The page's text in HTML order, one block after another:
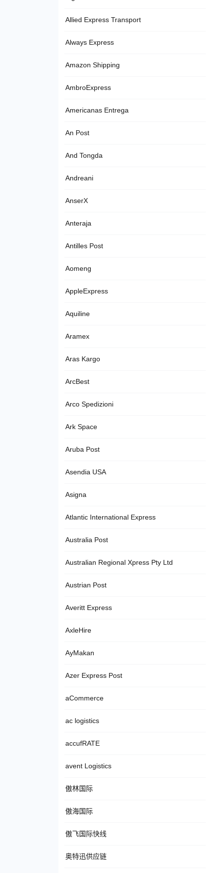
Allied Express Transport
Always Express
Amazon Shipping
AmbroExpress
Americanas Entrega
An Post
And Tongda
Andreani
AnserX
Anteraja
Antilles Post
Aomeng
AppleExpress
Aquiline
Aramex
Aras Kargo
ArcBest
Arco Spedizioni
Ark Space
Aruba Post
Asendia USA
Asigna
Atlantic International Express
Australia Post
Australian Regional Xpress Pty Ltd
Austrian Post
Averitt Express
AxleHire
AyMakan
Azer Express Post
aCommerce
ac logistics
accufRATE
avent Logistics
傲林国际
傲海国际
傲飞国际快线
奥特迅供应链